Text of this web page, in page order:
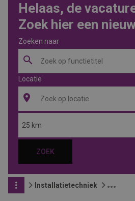
Helaas, de
Zoek hier een
Zoeken naar
Locatie
25 km
ZOEK
Installatietechniek